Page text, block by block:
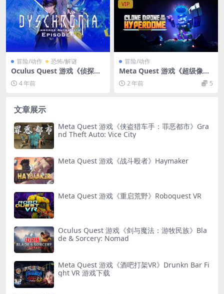
冒险/动作 恐怖/解谜
Oculus Quest 游戏《侦探：
时空交替VR》DYSCHRONIA:
Chronos Alternate VR
4 年前
VIP
冒险/动作
Meta Quest 游戏《超级像素
克隆战斗》Clone Drone in t
he Hyperdomedani
2 年前 5
文章展示
Meta Quest 游戏《侠盗猎车手：罪恶都市》Gra
nd Theft Auto: Vice City
Meta Quest 游戏《战斗殴者》Haymaker
Meta Quest 游戏《重启荒野》Roboquest VR
Oculus Quest 游戏《剑与魔法：游牧民族》Bla
de & Sorcery: Nomad
Meta Quest 游戏《酒吧打架VR》Drunkn Bar Fi
ght VR 游戏下载